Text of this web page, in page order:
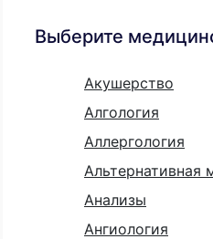
Выберите
Акушерство
Алгология
Аллергология
Альтернативная
Анализы
Ангиология